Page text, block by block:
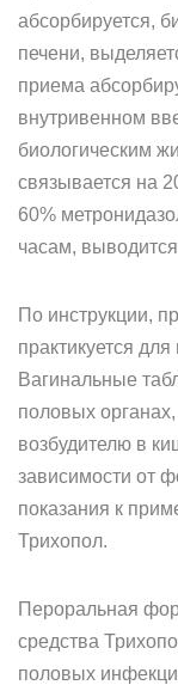
абсорбируется,
печени,
приема
внутривенном
биологическим
связывается на
60%
часам,
По инструкции,
практикуется
Вагинальные
половых
возбудителю в
зависимости от
показания к
Трихопол.
Пероральная
средства
половых